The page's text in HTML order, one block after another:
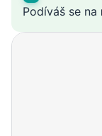
Podíváš se na